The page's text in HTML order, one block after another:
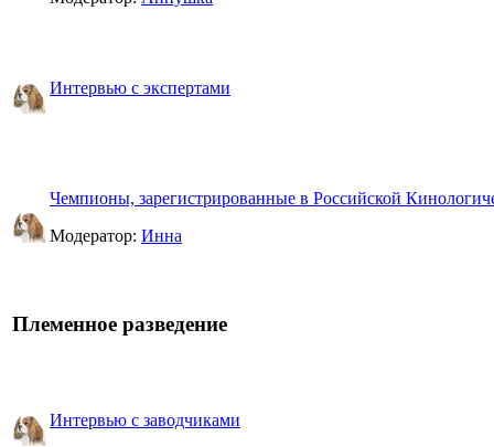
Интервью с экспертами
Чемпионы, зарегистрированные в Российской
Модератор: Инна
Племенное разведение
Интервью с заводчиками